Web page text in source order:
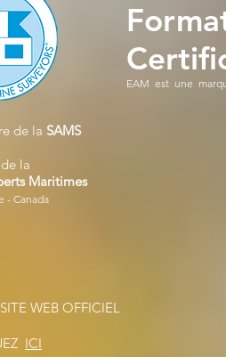
de la SAMS
la
Maritimes
- Canada
EAM est une
WEB OFFICIEL
ICI